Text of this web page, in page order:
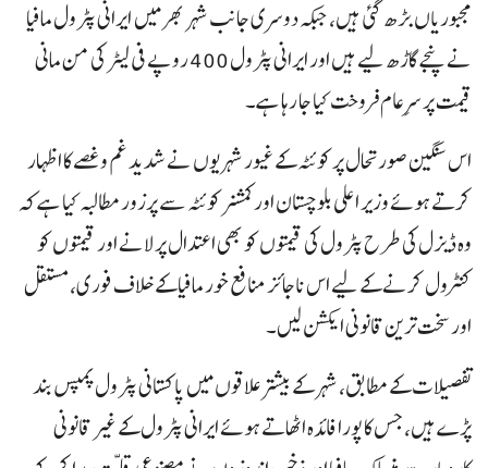
مجبوریاں بڑھ گئی ہیں، جبکہ دوسری جانب شہر بھر میں ایرانی پٹرول مافیا
نے پنجے گاڑھ لیے ہیں اور ایرانی پٹرول 400 روپے فی لیٹر کی من مانی
قیمت پر سرِعام فروخت کیا جا رہا ہے۔
اس سنگین صورتحال پر کوئٹہ کے غیور شہریوں نے شدید غم و غصے کا اظہار
کرتے ہوئے وزیر اعلی بلوچستان اور کمشنر کوئٹہ سے پرزور مطالبہ کیا ہے کہ
وہ ڈیزل کی طرح پٹرول کی قیمتوں کو بھی اعتدال پر لانے اور قیمتوں کو
کنٹرول کرنے کے لیے اس ناجائز منافع خور مافیا کے خلاف فوری، مستقل
اور سخت ترین قانونی ایکشن لیں۔
تفصیلات کے مطابق، شہر کے بیشتر علاقوں میں پاکستانی پٹرول پمپس بند
پڑے ہیں، جس کا پورا فائدہ اٹھاتے ہوئے ایرانی پٹرول کے غیر قانونی